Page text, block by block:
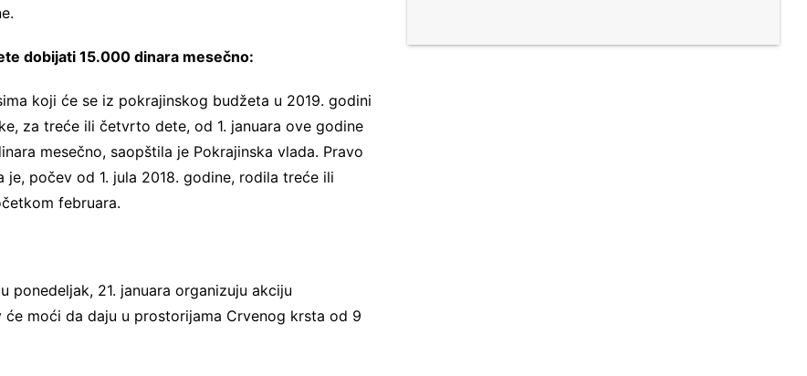
dobijati 15.000 dinara mesečno:
koji će se iz pokrajinskog budžeta u 2019. godini
za treće ili četvrto dete, od 1. januara ove godine
mesečno, saopštila je Pokrajinska vlada. Pravo
počev od 1. jula 2018. godine, rodila treće ili
februara.
21. januara organizuju akciju
moći da daju u prostorijama Crvenog krsta od 9